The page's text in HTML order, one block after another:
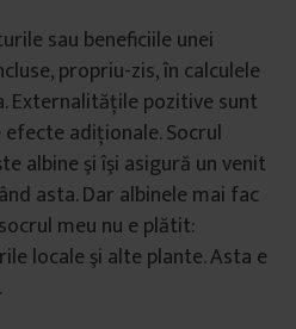
sau beneficiile unei
propriu-zis, în calculele
Externalităţile pozitive sunt
adiţionale. Socrul
albine şi îşi asigură un venit
asta. Dar albinele mai fac
meu nu e plătit:
locale şi alte plante. Asta e